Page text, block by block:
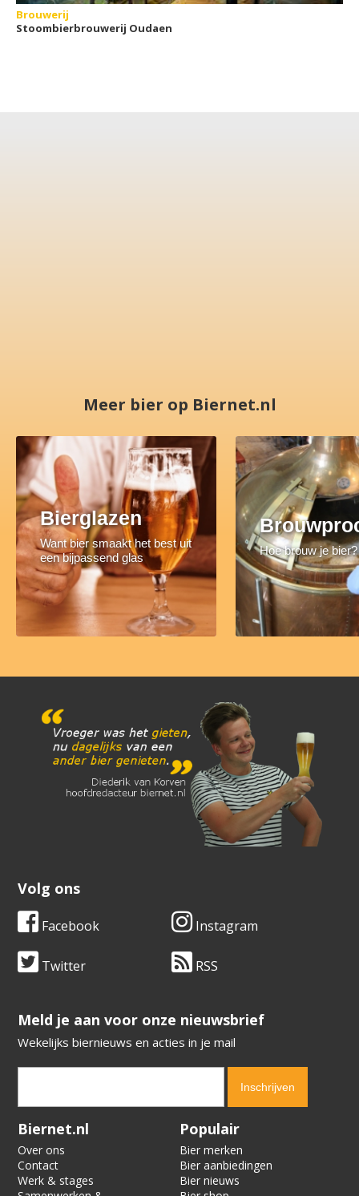
Brouwerij
Stoombierbrouwerij Oudaen
Meer bier op Biernet.nl
Bierglazen
Want bier smaakt het best uit
een bijpassend glas
Hoe brouw je bier?
Volg ons
Facebook Instagram
Twitter RSS
​​​​​​​Meld je aan voor onze nieuwsbrief
Wekelijks biernieuws en acties in je mail
Verification code:
Biernet.nl
Over ons
Contact
Werk & stages
Populair
Bier merken
Bier aanbiedingen
Bier nieuws